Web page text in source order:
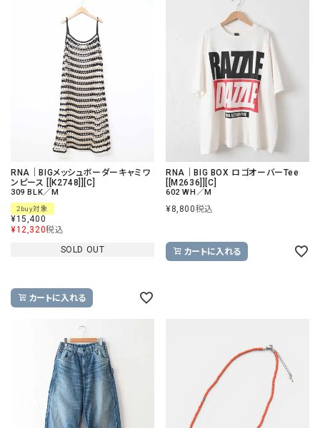
RNA｜BIGメッシュボーダーキャミワ
ンピース [[K2748]][C]
309 BLK／M
2buy対象
¥15,400
¥12,320税込
SOLD OUT
カートに入れる
RNA｜BIG BOX ロゴオーバーTee
[[M2636]][C]
602 WH／M
¥8,800税込
カートに入れる